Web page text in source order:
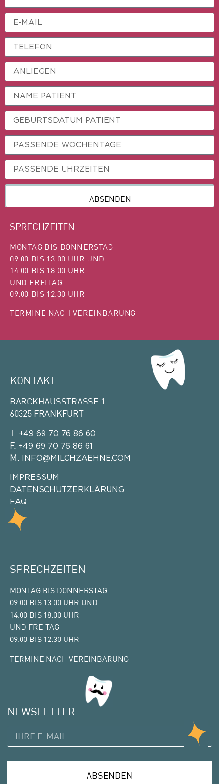
ABSENDEN
SPRECHZEITEN
MONTAG BIS DONNERSTAG
09.00 BIS 13.00 UHR UND
14.00 BIS 18.00 UHR
UND FREITAG
09.00 BIS 12.30 UHR
TERMINE NACH VEREINBARUNG
KONTAKT
BARCKHAUSSTRASSE 1
60325 FRANKFURT
T. +49 69 70 76 86 60
F. +49 69 70 76 86 61
M. INFO@MILCHZAEHNE.COM
IMPRESSUM
DATENSCHUTZERKLÄRUNG
FAQ
SPRECHZEITEN
MONTAG BIS DONNERSTAG
09.00 BIS 13.00 UHR UND
14.00 BIS 18.00 UHR
UND FREITAG
09.00 BIS 12.30 UHR
TERMINE NACH VEREINBARUNG
NEWSLETTER
ABSENDEN